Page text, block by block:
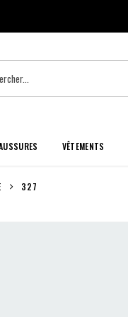
VÊTEMENTS
327